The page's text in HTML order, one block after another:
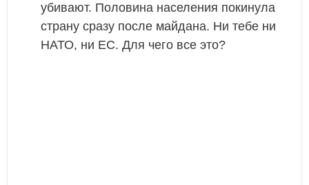
убивают. Половина населения покинула
страну сразу после майдана. Ни тебе ни
НАТО, ни ЕС. Для чего все это?